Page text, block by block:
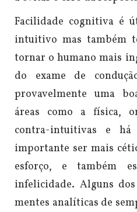
Facilidade cognitiva é
intuitivo mas também
tornar o humano mais
do exame de
provavelmente uma
áreas como a física,
contra-intuitivas e há
importante ser mais
esforço, e também
infelicidade. Alguns
mentes analíticas de